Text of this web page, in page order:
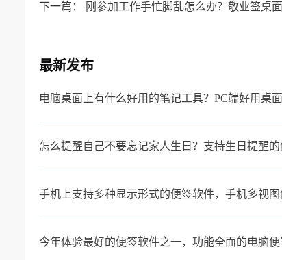
下一篇： 刚参加工作手忙脚乱怎么办？敬业签桌
最新发布
手机上支持多种显示形式的便签软件，手机多视
今年体验最好的便签软件之一，功能全面的电脑便